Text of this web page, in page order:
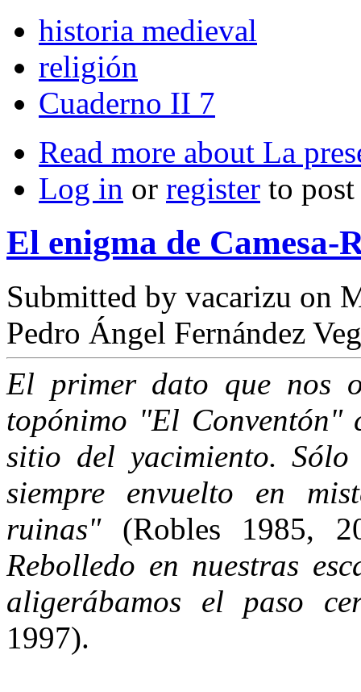
historia medieval
religión
Cuaderno II 7
Read more about La
Log in or register to
El enigma de Camesa-
Submitted by vacarizu on
Pedro Ángel Fernández
El primer dato que nos
topónimo "El Conventón"
sitio del yacimiento.
siempre envuelto en
ruinas"(Robles 1985,
Rebolledo en nuestras
aligerábamos el paso
1997).